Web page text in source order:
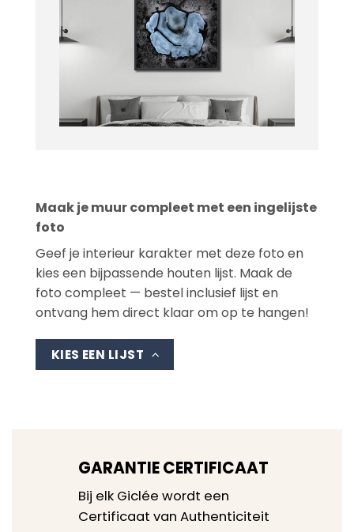
Maak je muur compleet met een ingelijste
foto
Geef je interieur karakter met deze foto en
kies een bijpassende houten lijst. Maak de
foto compleet — bestel inclusief lijst en
ontvang hem direct klaar om op te hangen!
KIES EEN LIJST
GARANTIE CERTIFICAAT
Bij elk Giclée wordt een
Certificaat van Authenticiteit